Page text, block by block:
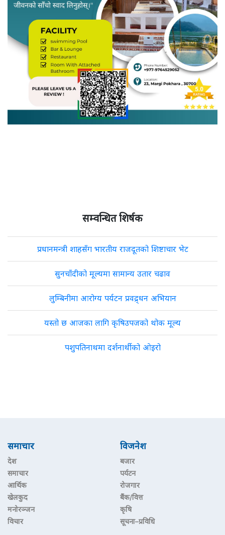
सम्वन्धित शिर्षक
प्रधानमन्त्री शाहसँग भारतीय राजदूतको शिष्टाचार भेट
सुनचाँदीको मूल्यमा सामान्य उतार चढाव
लुम्बिनीमा आरोग्य पर्यटन प्रवद्र्धन अभियान
यस्तो छ आजका लागि कृषिउपजको थोक मूल्य
पशुपतिनाथमा दर्शनार्थीको ओइरो
समाचार
देश
समाचार
आर्थिक
खेलकुद
मनोरञ्जन
विचार
विजनेश
बजार
पर्यटन
रोजगार
बैंक/वित्त
कृषि
सूचना–प्रविधि